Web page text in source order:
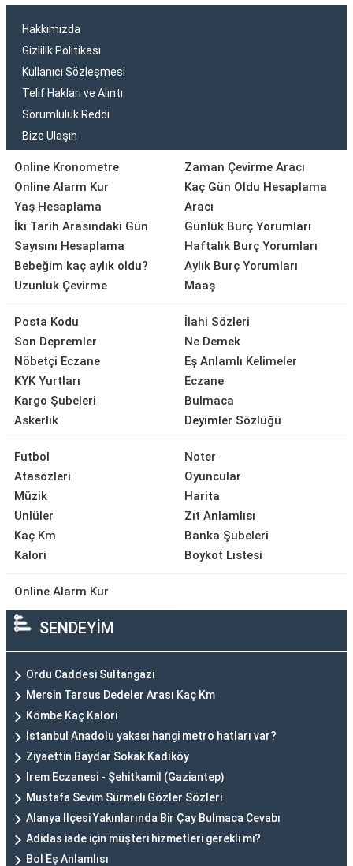
Hakkımızda
Gizlilik Politikası
Kullanıcı Sözleşmesi
Telif Hakları ve Alıntı
Sorumluluk Reddi
Bize Ulaşın
Online Kronometre
Online Alarm Kur
Yaş Hesaplama
İki Tarih Arasındaki Gün
Sayısını Hesaplama
Bebeğim kaç aylık oldu?
Uzunluk Çevirme
Zaman Çevirme Aracı
Kaç Gün Oldu Hesaplama
Aracı
Günlük Burç Yorumları
Haftalık Burç Yorumları
Aylık Burç Yorumları
Maaş
Posta Kodu
Son Depremler
Nöbetçi Eczane
KYK Yurtları
Kargo Şubeleri
Askerlik
İlahi Sözleri
Ne Demek
Eş Anlamlı Kelimeler
Eczane
Bulmaca
Deyimler Sözlüğü
Futbol
Atasözleri
Müzik
Ünlüler
Kaç Km
Kalori
Noter
Oyuncular
Harita
Zıt Anlamlısı
Banka Şubeleri
Boykot Listesi
Online Alarm Kur
SENDEYİM
Ordu Caddesi Sultangazi
Mersin Tarsus Dedeler Arası Kaç Km
Kömbe Kaç Kalori
İstanbul Anadolu yakası hangi metro hatları var?
Ziyaettin Baydar Sokak Kadıköy
İrem Eczanesi - Şehitkamil (Gaziantep)
Mustafa Sevim Sürmeli Gözler Sözleri
Alanya Ilçesi Yakınlarında Bir Çay Bulmaca Cevabı
Adidas iade için müşteri hizmetleri gerekli mi?
Bol Eş Anlamlısı